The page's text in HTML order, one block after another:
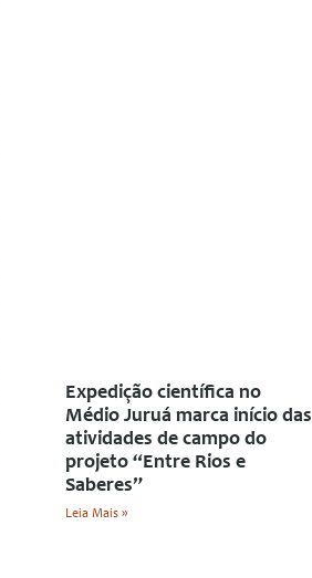
Expedição científica no
Médio Juruá marca início das
atividades de campo do
projeto “Entre Rios e
Saberes”
Leia Mais »